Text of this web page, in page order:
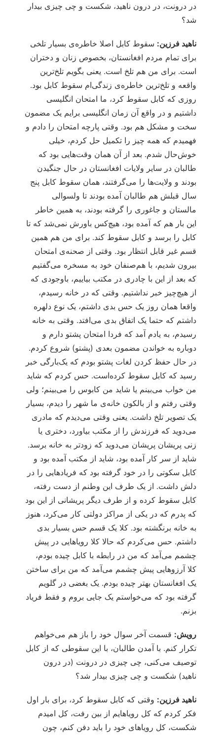
در درونت، در درون ناهید، شکست و چی چیزی بیدار
شد؟
ناهید فرزین: سقوط کابل اصلا خاطره‌ی بسیار تلخی
برای تمام مردم افغانستان، بخصوص زنان و دختران
است. برای من هم تلخ است. یعنی بگویم تلخ‌ترین
واقعه و تلخ‌ترین خاطره‌ی زندگی‌ام سقوط کابل بود.
روزی که کابل سقوط کرد، ما امتحان انگلیسی
داشتیم و در واقع آن زمان انگلیسی برایم یک مضمون
سخت و مشکل هم بود. وقتی پارچه امتحان را دادم و
فهمیدم که همه چیز را تکمیل حل کردم، خیلی
خوش‌حال شدم. بعد از آن همان وقت‌هایی بود که
طالبان در سایر ولایات افغانستان در حال جنگیدن
بودند و ولایت‌ها را می‌گرفتند، همان سقوط کابل پنج
سال قبلش هم طالبان آمده بودند تا ولسوالی
مالستان و جاغوری را گرفته بودند، به همین خاطر
این بار هم که آمده بود، هیچ‌کس باورش نمی‌شد که تا
کابل را برسد و کابل سقوط کند. برای من هم همین
قسم غیر قابل انتظار بود. وقتی از صحنه‌ی امتحان
بیرون شدیم، با هم‌صنفان خود به مسخره می‌گفتیم
که بعد از این با چادری در مکتب بیاییم، باوجودی که
از هیچ‌چیز خبر نداشتیم. وقتی که در خانه رسیدم،
واقعا همان روز یک حس بدی داشتم، یک نوع دلهره
داشتم که حتما یک اتفاق بدی می‌افتد. وقتی به خانه
رسیدم، به یادم آمد که فردا امتحان پشتو دارم و
دوباره به خواندن مضمون بعدی (پشتو) شروع کردم.
در حال حفظ کردن لغات پشتو بودم که یک‌بارگی خبر
رسید که کابل سقوط کرده‌است. حس کردم که شاید
من خواب می‌بینم یا شاید من کابوس را می‌بینم؛ ولی
وقتی رفتم و از بالکون خانه‌ی ما شهر را دیدم، بسیار
یک تصویر تلخ داشت. یعنی وقتی می‌دیدم که مادری
می‌دوید که فرزندش را از مکتب بیاورد، دختری یا
زنی پریشان پریشان می‌دوید که زودتر به خانه برسد.
شاید از سر کار آمده بود، شاید از مکتب آمده بود و
کابل سکوتی را در خود گرفته بود که فریادهایی را در
دلش داشت. از یک طرف این وطنم از دست رفته،
کابل سقوط کرده و از طرف دیگر پریشانی از این بود
که پدرم که در یکی از مراکز دولتی کار می‌کرد، هنوز
به خانه برنگشته بود. کلا یک قسم حس بسیار بدی
داشتم. حس می‌کردم که حالا کلا رویاهایی در پیش
چشمم می‌آمد که من در رابطه با کابل چیده بودم،
کلا آرزوهایی پیش چشمم می‌آمد که من برای ساختن
یک افغانستان بهتر چیده بودم. یک بغضی در گلویم
گرفته بود که می‌خواستم یک جایی بروم و فقط فریاد
بزنم.
رویش: قسمت آخر سوال خود را باز هم می‌خواهم
تکرار کنم. با آمدن طالبان، با این سقوطی که از کابل
توصیف می‌کنی، چی چیزی در درونت (در درون
ناهید) شکست و چی چیزی بیدار شد؟
ناهید فرزین: وقتی که کابل سقوط کرد، برای بار اول
فکر کردم که کل رویاهایم از بین رفت، کل امیدم
شکست، کل رویاهای خود را باید دفن کنم، چون